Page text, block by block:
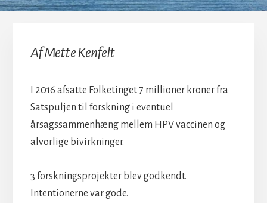
Af Mette Kenfelt
I 2016 afsatte Folketinget 7 millioner kroner fra
Satspuljen til forskning i eventuel
årsagssammenhæng mellem HPV vaccinen og
alvorlige bivirkninger.
3 forskningsprojekter blev godkendt.
Intentionerne var gode.